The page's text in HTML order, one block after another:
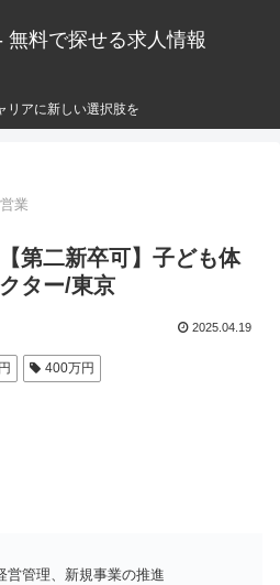
無料で探せる求人情報
リアに新しい選択肢を
業
第二新卒可】子ども体
ター/東京
2025.04.19
400万円
営管理、新規事業の推進